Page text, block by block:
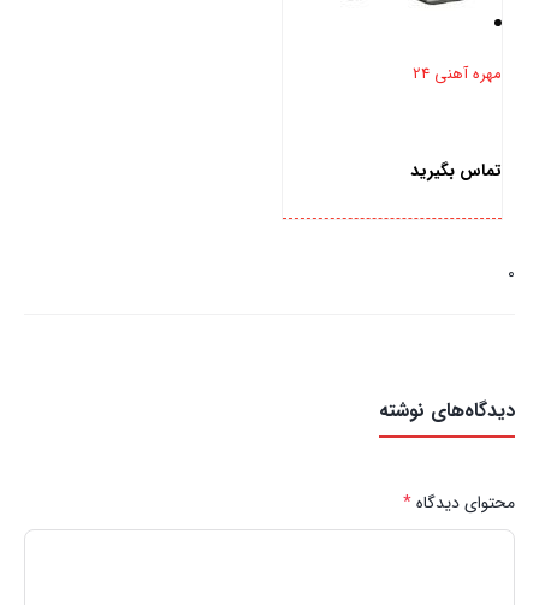
مهره آهنی 24
تماس بگیرید
0
دیدگاه‌های نوشته
محتوای دیدگاه*